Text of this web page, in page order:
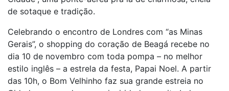
de sotaque e tradição.
Celebrando o encontro de Londres com “as Minas
Gerais”, o shopping do coração de Beagá recebe no
dia 10 de novembro com toda pompa – no melhor
estilo inglês – a estrela da festa, Papai Noel. A partir
das 10h, o Bom Velhinho faz sua grande estreia no